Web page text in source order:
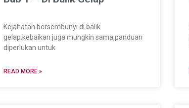
Kejahatan bersembunyi di balik
gelap,kebaikan juga mungkin sama,panduan
diperlukan untuk
READ MORE »